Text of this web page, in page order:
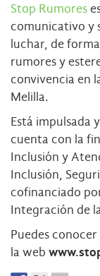
Stop Rumores
comunicativo y
luchar, de
rumores y
convivencia en
Melilla.
Está impulsada
cuenta con la
Inclusión y
Inclusión,
cofinanciado
Integración de
Puedes
la web